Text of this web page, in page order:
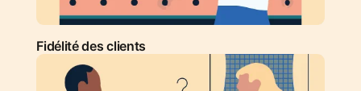
Fidélité des clients